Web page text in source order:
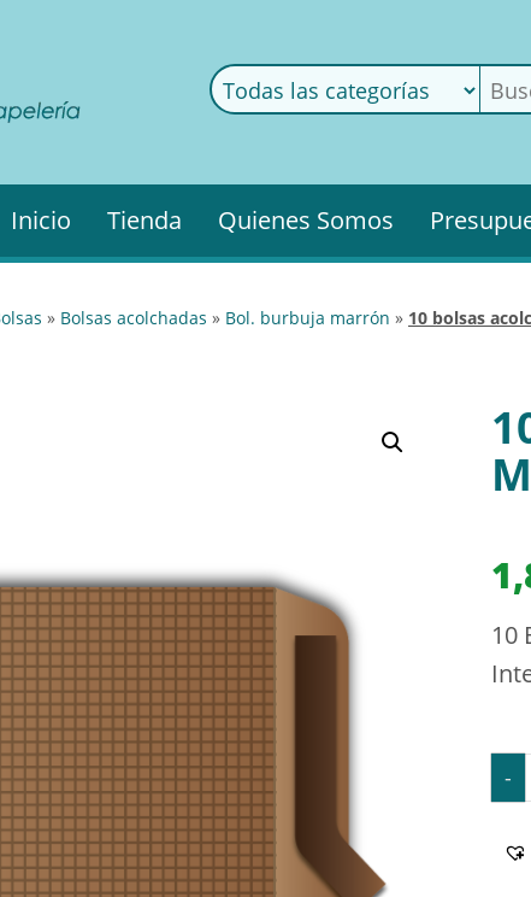
MyGoods
confianza.
Podrás
encontrar
todo lo
para tu
Inicio Tienda Quienes Somos
bolsas » bolsas acolchadas » bol. burbuja marrón » 10 bolsas
10
-